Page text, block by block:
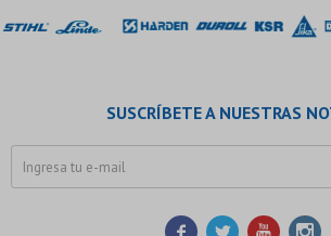
SUSCRÍBETE A NUESTRAS
   